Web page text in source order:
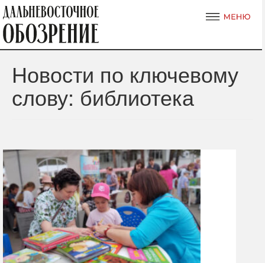
Новости по ключевому
слову: библиотека